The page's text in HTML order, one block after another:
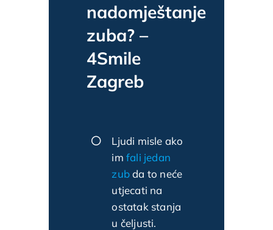
nadomještanje
zuba? –
4Smile
Zagreb
Ljudi misle ako
im fali jedan
zubda to neće
utjecati na
ostatak stanja
u čeljusti.